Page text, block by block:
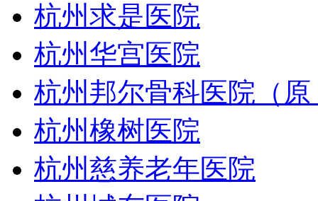
杭州求是医院
杭州华宫医院
杭州邦尔骨科医院（
杭州橡树医院
杭州慈养老年医院